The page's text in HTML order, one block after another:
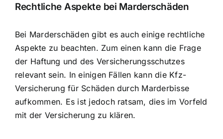
Rechtliche Aspekte bei Marderschäden
Bei Marderschäden gibt es auch einige rechtliche
Aspekte zu beachten. Zum einen kann die Frage
der Haftung und des Versicherungsschutzes
relevant sein. In einigen Fällen kann die Kfz-
Versicherung für Schäden durch Marderbisse
aufkommen. Es ist jedoch ratsam, dies im Vorfeld
mit der Versicherung zu klären.